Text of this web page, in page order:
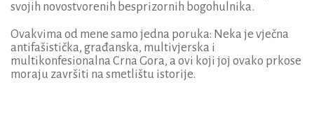
svojih novostvorenih besprizornih bogohulnika.
Ovakvima od mene samo jedna poruka: Neka je vječna
antifašistička, građanska, multivjerska i
multikonfesionalna Crna Gora, a ovi koji joj ovako prkose
moraju završiti na smetlištu istorije.